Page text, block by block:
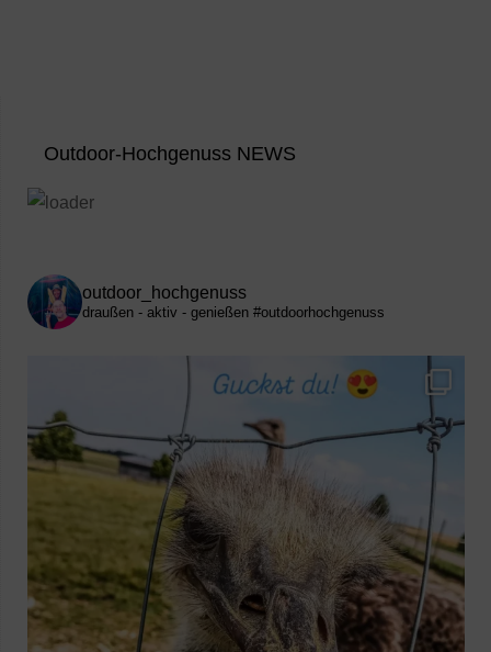
Outdoor-Hochgenuss NEWS
outdoor_hochgenuss
draußen - aktiv - genießen #outdoorhochgenuss